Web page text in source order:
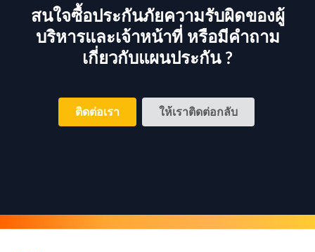
สนใจซื้อประกันภัยความรับผิดของผู้
บริหารและเจ้าหน้าที่ หรือมีคำถาม
เกี่ยวกับแผนประกัน ?
ติดต่อเรา ให้เราติดต่อกลับ